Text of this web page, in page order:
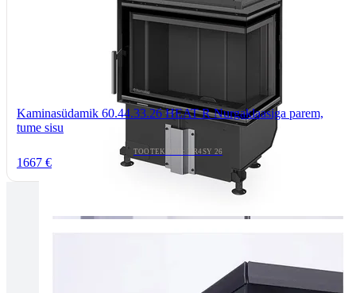
Kaminasüdamik 60.44.33.26 HEAT R Nurgaklaasiga parem,
tume sisu
TOOTEKOOD: HR4SY 26
1667 €
Tallinnas kaminasalong
kaminakoda@kaminakoda.ee